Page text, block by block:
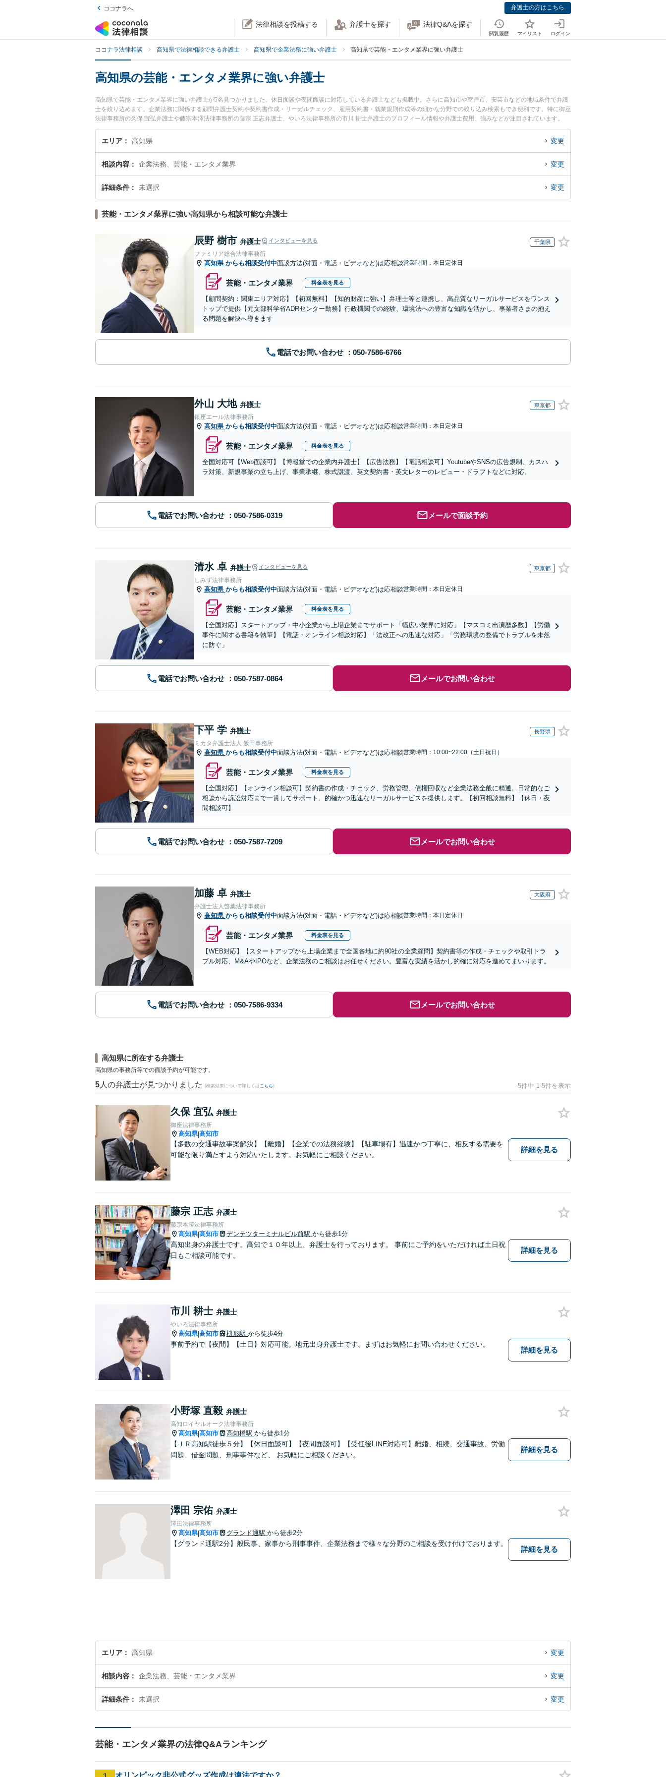
ココナラへ 弁護士の方はこちら
法律相談を投稿する 弁護士を探す 法律Q&Aを探す
閲覧履歴 マイリスト ログイン
ココナラ法律相談 高知県で法律相談できる弁護士 高知県で企業法務に強い弁護士 高知県で芸能・エンタメ業界に強い弁護士
高知県の芸能・エンタメ業界に強い弁護士
高知県で芸能・エンタメ業界に強い弁護士が5名見つかりました。休日面談や夜間面談に対応している弁護士なども掲載中。さらに高知市や室戸市、安芸市などの地域条件で弁護
士を絞り込めます。企業法務に関係する顧問弁護士契約や契約書作成・リーガルチェック、雇用契約書・就業規則作成等の細かな分野での絞り込み検索もでき便利です。特に御座
法律事務所の久保 宜弘弁護士や藤宗本澤法律事務所の藤宗 正志弁護士、やいろ法律事務所の市川 耕士弁護士のプロフィール情報や弁護士費用、強みなどが注目されています。
『高知県で土日や夜間に発生した芸能・エンタメ業界のトラブルを今すぐに弁護士に相談したい』『芸能・エンタメ業界のトラブル解決の実績豊富な近くの弁護士を検索したい』
『初回相談無料で芸能・エンタメ業界を法律相談できる高知県内の弁護士に相談予約したい』などでお困りの相談者さんにおすすめです。
エリア 高知県 変更
相談内容 企業法務、芸能・エンタメ業界 変更
詳細条件 未選択 変更
芸能・エンタメ業界に強い高知県から相談可能な弁護士
辰野 樹市 弁護士 インタビューを見る 千葉県
ファミリア総合法律事務所
高知県 からも相談受付中面談方法(対面・電話・ビデオなど)は応相談営業時間：本日定休日
芸能・エンタメ業界 料金表を見る
【顧問契約：関東エリア対応】【初回無料】【知的財産に強い】弁理士等と連携し、高品質なリーガルサービスをワンス
トップで提供【元文部科学省ADRセンター勤務】行政機関での経験、環境法への豊富な知識を活かし、事業者さまの抱え
る問題を解決へ導きます
電話でお問い合わせ
外山 大地 弁護士 東京都
銀座エール法律事務所
高知県 からも相談受付中面談方法(対面・電話・ビデオなど)は応相談営業時間：本日定休日
芸能・エンタメ業界 料金表を見る
全国対応可【Web面談可】【博報堂での企業内弁護士】【広告法務】【電話相談可】YoutubeやSNSの広告規制、カスハ
ラ対策、新規事業の立ち上げ、事業承継、株式譲渡、英文契約書・英文レターのレビュー・ドラフトなどに対応。
電話でお問い合わせ メールで面談予約
清水 卓 弁護士 インタビューを見る 東京都
しみず法律事務所
高知県 からも相談受付中面談方法(対面・電話・ビデオなど)は応相談営業時間：本日定休日
芸能・エンタメ業界 料金表を見る
【全国対応】スタートアップ・中小企業から上場企業までサポート「幅広い業界に対応」【マスコミ出演歴多数】【労働
事件に関する書籍を執筆】【電話・オンライン相談対応】「法改正への迅速な対応」「労務環境の整備でトラブルを未然
に防ぐ」
電話でお問い合わせ メールでお問い合わせ
下平 学 弁護士 長野県
ミカタ弁護士法人 飯田事務所
高知県 からも相談受付中面談方法(対面・電話・ビデオなど)は応相談営業時間：10:00~22:00（土日祝日）
芸能・エンタメ業界 料金表を見る
【全国対応】【オンライン相談可】契約書の作成・チェック、労務管理、債権回収など企業法務全般に精通。日常的なご
相談から訴訟対応まで一貫してサポート。的確かつ迅速なリーガルサービスを提供します。【初回相談無料】【休日・夜
間相談可】
電話でお問い合わせ メールでお問い合わせ
加藤 卓 弁護士 大阪府
弁護士法人啓葉法律事務所
高知県 からも相談受付中面談方法(対面・電話・ビデオなど)は応相談営業時間：本日定休日
芸能・エンタメ業界 料金表を見る
【WEB対応】【スタートアップから上場企業まで全国各地に約90社の企業顧問】契約書等の作成・チェックや取引トラ
ブル対応、M&AやIPOなど、企業法務のご相談はお任せください。豊富な実績を活かし的確に対応を進めてまいります。
電話でお問い合わせ メールでお問い合わせ
高知県に所在する弁護士
高知県の事務所等での面談予約が可能です。
5 人の弁護士が見つかりました (検索結果について詳しくは こちら) 5件中 1-5件を表示
久保 宜弘 弁護士
御座法律事務所
高知県|高知市
【多数の交通事故事案解決】【離婚】【企業での法務経験】【駐車場有】迅速かつ丁寧に、相反する需要を
可能な限り満たすよう対応いたします。お気軽にご相談ください。
詳細を見る
藤宗 正志 弁護士
藤宗本澤法律事務所
高知県|高知市 デンテツターミナルビル前駅 から徒歩1分
高知出身の弁護士です。高知で１０年以上、弁護士を行っております。 事前にご予約をいただければ土日祝
日もご相談可能です。
詳細を見る
市川 耕士 弁護士
やいろ法律事務所
高知県|高知市 枡形駅 から徒歩4分
事前予約で【夜間】【土日】対応可能。地元出身弁護士です。まずはお気軽にお問い合わせください。
詳細を見る
小野塚 直毅 弁護士
高知ロイヤルオーク法律事務所
高知県|高知市 高知橋駅 から徒歩1分
【ＪＲ高知駅徒歩５分】【休日面談可】【夜間面談可】【受任後LINE対応可】離婚、相続、交通事故、労働
問題、借金問題、刑事事件など、 お気軽にご相談ください。
詳細を見る
澤田 宗佑 弁護士
澤田法律事務所
高知県|高知市 グランド通駅 から徒歩2分
【グランド通駅2分】般民事、家事から刑事事件、企業法務まで様々な分野のご相談を受け付けております。
詳細を見る
エリア 高知県 変更
相談内容 企業法務、芸能・エンタメ業界 変更
詳細条件 未選択 変更
芸能・エンタメ業界の法律Q&Aランキング
オリンピック非公式グッズ作成は違法ですか？